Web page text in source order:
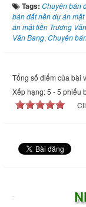
Tags: Chuyên bán
bán đất nền dự án
án mặt tiền Trương
Văn Bang,Chuyên
Tổng số điểm của bài
Xếp hạng:5 -5 phiếu